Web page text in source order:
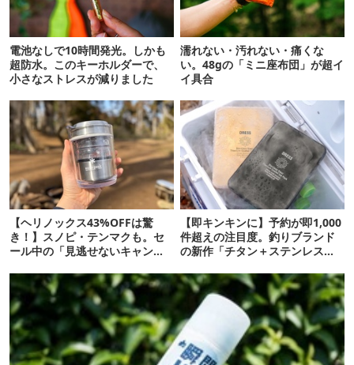
電池なしで10時間発光。しかも
超防水。このキーホルダーで、
小さなストレスが減りました
濡れない・汚れない・痛くな
い。48gの「ミニ座布団」が超イ
イ具合
【ヘリノックス43%OFFは驚
き！】スノピ・テンマクも。セ
ール中の「見逃せないキャンプ
【即キンキンに】予約が即1,000
件超えの注目度。釣りブランド
の新作「チタン＋ステンレスの